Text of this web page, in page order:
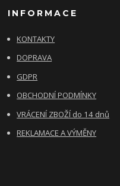
INFORMACE
KONTAKTY
DOPRAVA
GDPR
OBCHODNÍ PODMÍNKY
VRÁCENÍ ZBOŽÍ do 14 dnů
REKLAMACE A VÝMĚNY